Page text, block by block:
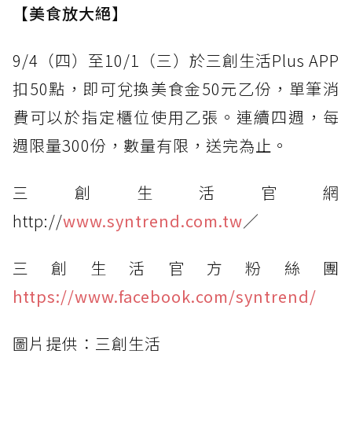
【美食放大絕】
9/4（四）至10/1（三）於三創生活Plus APP
扣50點，即可兌換美食金50元乙份，單筆消
費可以於指定櫃位使用乙張。連續四週，每
週限量300份，數量有限，送完為止。
三創生活官網
http://www.syntrend.com.tw／
三創生活官方粉絲團
https://www.facebook.com/syntrend/
圖片提供：三創生活